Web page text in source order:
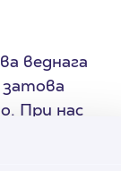
веднага
При нас
всеки